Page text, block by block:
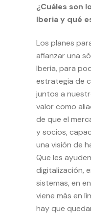
¿Cuáles son
Iberia y qué
Los planes
afianzar una
Iberia, para
estrategia de
juntos a
valor como
de que el
y socios,
una visión de
Que les
digitalización,
sistemas, en
viene más en
hay que